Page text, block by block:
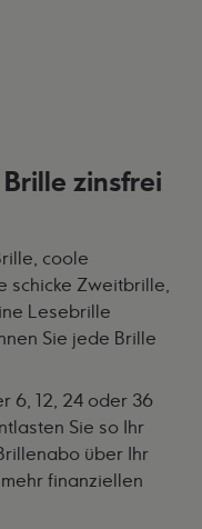
zinsfrei
coole
schicke Zweitbrille,
Lesebrille
Sie jede Brille
6, 12, 24 oder 36
Sie so Ihr
über Ihr
finanziellen